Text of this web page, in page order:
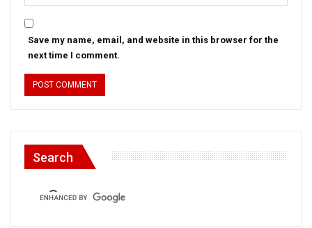
Save my name, email, and website in this browser for the
next time I comment.
Search